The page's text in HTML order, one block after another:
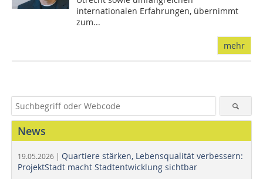
internationalen Erfahrungen, übernimmt
zum...
mehr
News
19.05.2026 | Quartiere stärken, Lebensqualität verbessern:
ProjektStadt macht Stadtentwicklung sichtbar